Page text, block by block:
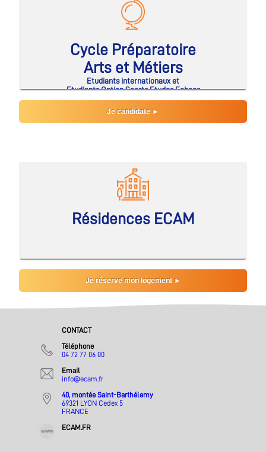
Cycle Préparatoire
Arts et Métiers
Etudiants internationaux et
Etudiants Option Sports Etudes Echecs
Je candidate ►
Résidences ECAM
Je réserve mon logement ►
CONTACT
Téléphone
04 72 77 06 00
Email
info@ecam.fr
40, montée Saint-Barthélemy
69321 LYON Cedex 5
FRANCE
ECAM.FR